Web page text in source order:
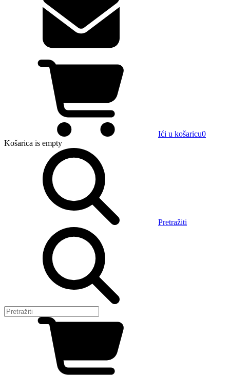
Ići u košaricu0
Košarica is empty
Pretražiti